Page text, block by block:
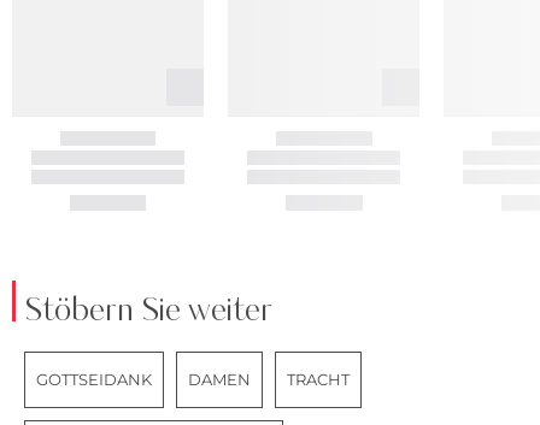
Stöbern Sie weiter
GOTTSEIDANK DAMEN TRACHT